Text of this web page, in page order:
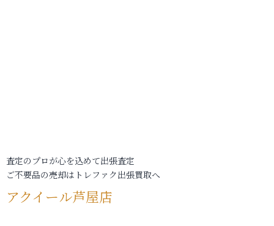
査定のプロが心を込めて出張査定
ご不要品の売却はトレファク出張買取へ
アクイール芦屋店